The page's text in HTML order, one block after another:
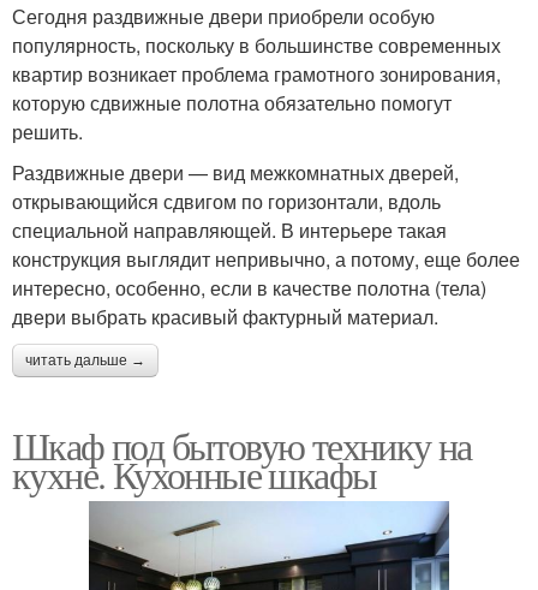
Сегодня раздвижные двери приобрели особую
популярность, поскольку в большинстве современных
квартир возникает проблема грамотного зонирования,
которую сдвижные полотна обязательно помогут
решить.
Раздвижные двери — вид межкомнатных дверей,
открывающийся сдвигом по горизонтали, вдоль
специальной направляющей. В интерьере такая
конструкция выглядит непривычно, а потому, еще более
интересно, особенно, если в качестве полотна (тела)
двери выбрать красивый фактурный материал.
читать дальше →
Шкаф под бытовую технику на
кухне. Кухонные шкафы